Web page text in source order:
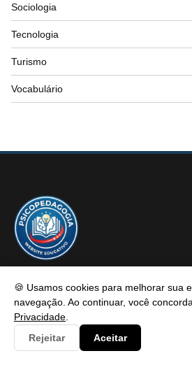
🍪 Usamos cookies para melhorar sua
navegação. Ao continuar, você
Privacidade
Rejeitar
Aceitar
Sociologia
Tecnologia
Turismo
Vocabulário
Psicopedagogia é um portal de
com foco em informar e resolver os